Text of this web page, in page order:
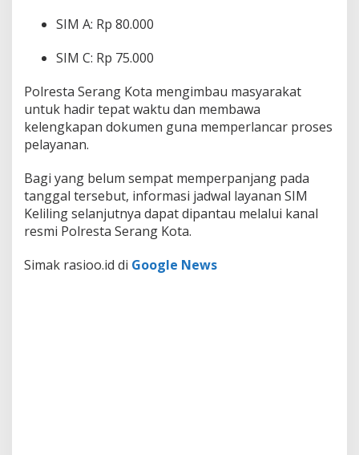
SIM A: Rp 80.000
SIM C: Rp 75.000
Polresta Serang Kota mengimbau masyarakat
untuk hadir tepat waktu dan membawa
kelengkapan dokumen guna memperlancar proses
pelayanan.
Bagi yang belum sempat memperpanjang pada
tanggal tersebut, informasi jadwal layanan SIM
Keliling selanjutnya dapat dipantau melalui kanal
resmi Polresta Serang Kota.
Simak rasioo.id di Google News